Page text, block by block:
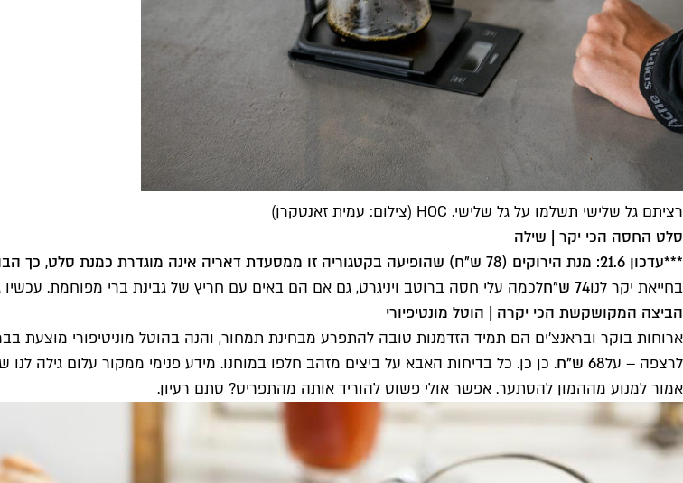
רציתם גל שלישי תשלמו על גל שלישי. HOC (צילום: עמית זאנטקרן)
סלט החסה הכי יקר | שילה
***עדכון 21.6: מנת הירוקים (78 ש"ח) שהופיעה בקטגוריה זו ממסעדת דאריה אינה מוגדרת כמנת סלט, כך הבהירו לנו מהמסעדה
בחייאת יקר לנו74 ש"ח
לכמה עלי חסה ברוטב ויניגרט, גם אם הם באים עם חריץ של גבינת ברי מפוחמת.
הביצה המקושקשת הכי יקרה | הוטל מונטיפיורי
ארוחות בוקר ובראנצ'ים הם תמיד הזדמנות טובה להתפרע מבחינת תמחור, והנה בהוטל מוניטיפורי
לרצפה – על68 ש"ח
. כן כן. כל בדיחות האבא על ביצים מזהב חלפו במוחנו. מידע פנימי ממקור עלום
אמור למנוע מההמון להסתער. אפשר אולי פשוט להוריד אותה מהתפריט? סתם רעיון.